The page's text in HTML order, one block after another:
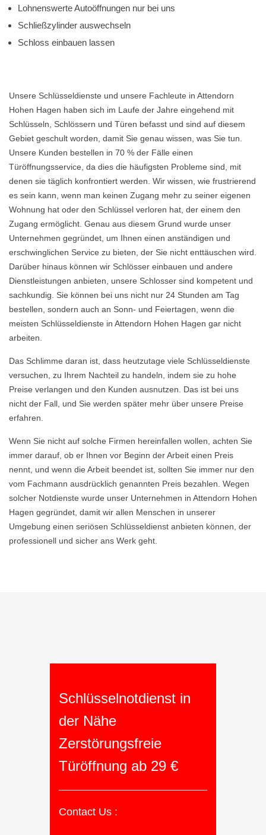
Lohnenswerte Autoöffnungen nur bei uns
Schließzylinder auswechseln
Schloss einbauen lassen
Unsere Schlüsseldienste und unsere Fachleute in Attendorn
Hohen Hagen haben sich im Laufe der Jahre eingehend mit
Schlüsseln, Schlössern und Türen befasst und sind auf diesem
Gebiet geschult worden, damit Sie genau wissen, was Sie tun.
Unsere Kunden bestellen in 70 % der Fälle einen
Türöffnungsservice, da dies die häufigsten Probleme sind, mit
denen sie täglich konfrontiert werden. Wir wissen, wie frustrierend
es sein kann, wenn man keinen Zugang mehr zu seiner eigenen
Wohnung hat oder den Schlüssel verloren hat, der einem den
Zugang ermöglicht. Genau aus diesem Grund wurde unser
Unternehmen gegründet, um Ihnen einen anständigen und
erschwinglichen Service zu bieten, der Sie nicht enttäuschen wird.
Darüber hinaus können wir Schlösser einbauen und andere
Dienstleistungen anbieten, unsere Schlosser sind kompetent und
sachkundig. Sie können bei uns nicht nur 24 Stunden am Tag
bestellen, sondern auch an Sonn- und Feiertagen, wenn die
meisten Schlüsseldienste in Attendorn Hohen Hagen gar nicht
arbeiten.
Das Schlimme daran ist, dass heutzutage viele Schlüsseldienste
versuchen, zu Ihrem Nachteil zu handeln, indem sie zu hohe
Preise verlangen und den Kunden ausnutzen. Das ist bei uns
nicht der Fall, und Sie werden später mehr über unsere Preise
erfahren.
Wenn Sie nicht auf solche Firmen hereinfallen wollen, achten Sie
immer darauf, ob er Ihnen vor Beginn der Arbeit einen Preis
nennt, und wenn die Arbeit beendet ist, sollten Sie immer nur den
vom Fachmann ausdrücklich genannten Preis bezahlen. Wegen
solcher Notdienste wurde unser Unternehmen in Attendorn Hohen
Hagen gegründet, damit wir allen Menschen in unserer
Umgebung einen seriösen Schlüsseldienst anbieten können, der
professionell und sicher ans Werk geht.
Schlüsselnotdienst in
der Nähe
Zerstörungsfreie
Türöffnung ab 29 €
Contact Us :